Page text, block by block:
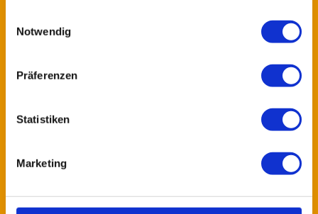
Notwendig
Präferenzen
Statistiken
Marketing
KONTAKTDATEN
Plattlinger Straße 29
94486 Osterhofen
+49 (0) 9932 / 39-0